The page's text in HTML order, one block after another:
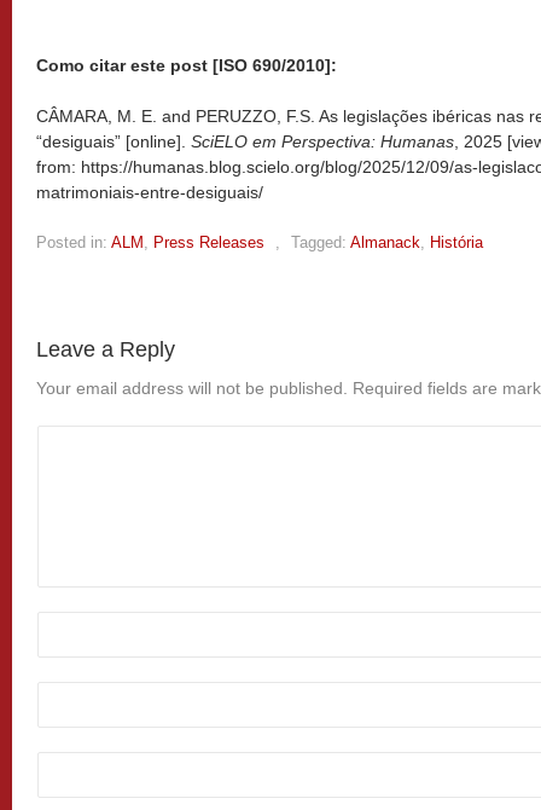
Como citar este post [ISO 690/2010]:
CÂMARA, M. E. and PERUZZO, F.S. As legislações ibéricas nas
“desiguais” [online]. SciELO em Perspectiva: Humanas, 2025
from: https://humanas.blog.scielo.org/blog/2025/12/09/as-
matrimoniais-entre-desiguais/
Posted in: ALM , Press Releases , Tagged: Almanack, História
Leave a Reply
Your email address will not be published. Required fields are